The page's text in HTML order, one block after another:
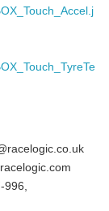
996,